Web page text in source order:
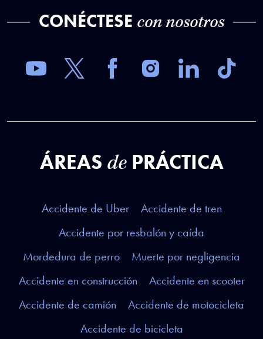
CONÉCTESE con nosotros
ÁREAS dePRÁCTICA
Accidente de Uber
Accidente de tren
Accidente por resbalón y caída
Mordedura de perro
Muerte por negligencia
Accidente en construcción
Accidente en scooter
Accidente de camión
Accidente de motocicleta
Accidente de bicicleta